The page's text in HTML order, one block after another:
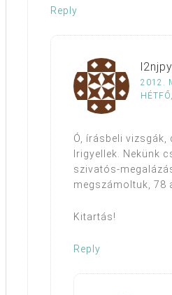
Reply
l2njpy
2012.
Ó, írásbeli vizsgák,
Irigyellek. Nekünk
szivatós-
megszámoltuk, 78
Kitartás!
Reply